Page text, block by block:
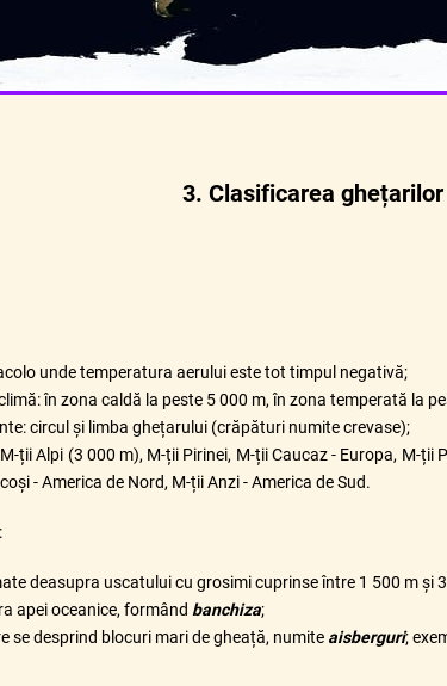
3. Clasificarea ghețarilor
unde temperatura aerului este tot timpul negativă;
în zona caldă la peste 5 000 m, în zona temperată la
circul și limba ghețarului (crăpături numite crevase);
ții Alpi (3 000 m), M-ții Pirinei, M-ții Caucaz - Europa, M-
- America de Nord, M-ții Anzi - America de Sud.
:
deasupra uscatului cu grosimi cuprinse între 1 500 m și
apei oceanice, formând banchiza;
se desprind blocuri mari de gheață, numite aisberguri;